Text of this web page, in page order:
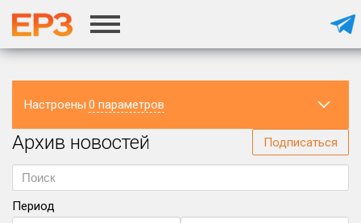
Настроены 0 параметров
Регион
Архив новостей Подписаться
Период